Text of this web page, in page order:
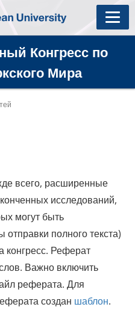
Конгресс по
Мира
всего, расширенные
исследований,
могут быть
полного текста)
Реферат
Важно включить
реферата. Для
создан шаблон.